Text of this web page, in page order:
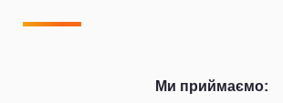
Ми приймаємо: